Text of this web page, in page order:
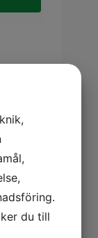
du till